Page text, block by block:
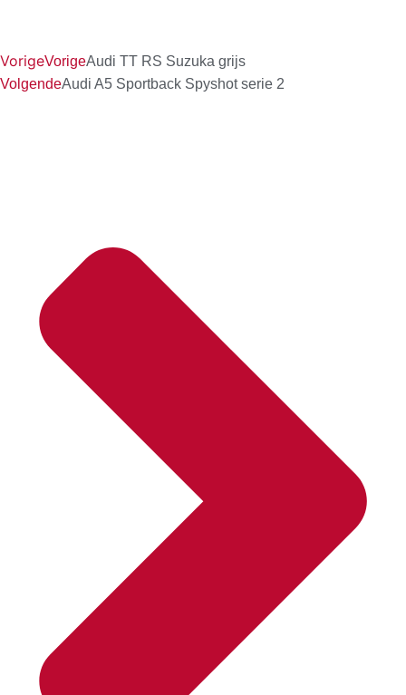
VorigeVorigeAudi TT RS Suzuka grijs
VolgendeAudi A5 Sportback Spyshot serie 2